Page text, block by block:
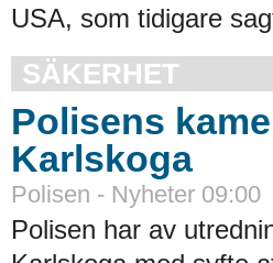
USA, som tidigare
SÄKERHET
Polisens
Karlskoga
Polisen - Nyheter 09:00
Polisen har av